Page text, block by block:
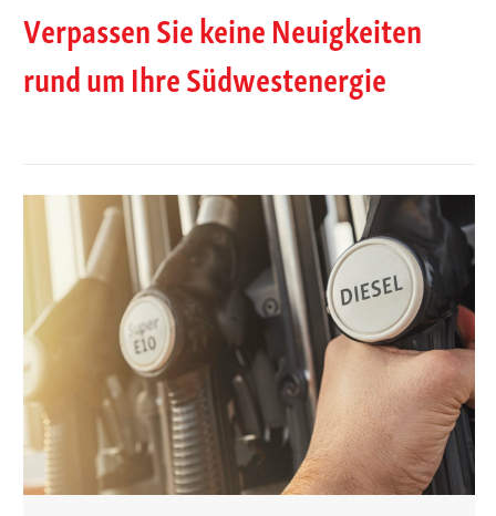
Verpassen Sie keine Neuigkeiten
rund um Ihre Südwestenergie